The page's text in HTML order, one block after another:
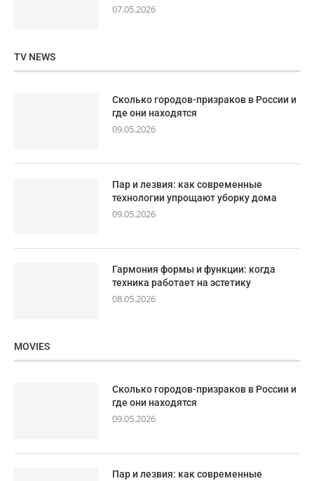
07.05.2026
TV NEWS
Сколько городов-призраков в России и
где они находятся
09.05.2026
Пар и лезвия: как современные
технологии упрощают уборку дома
09.05.2026
Гармония формы и функции: когда
техника работает на эстетику
08.05.2026
MOVIES
Сколько городов-призраков в России и
где они находятся
09.05.2026
Пар и лезвия: как современные